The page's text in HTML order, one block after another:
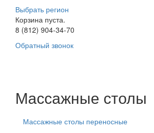
Выбрать регион
Корзина пуста.
8 (812) 904-34-70
Обратный звонок
Массажные столы
Массажные столы переносные